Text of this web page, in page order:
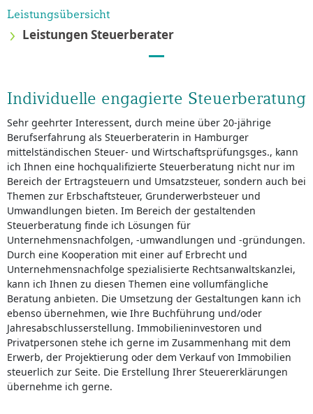
Leistungsübersicht
Leistungen Steuerberater
Individuelle engagierte Steuerberatung
Sehr geehrter Interessent, durch meine über 20-jährige
Berufserfahrung als Steuerberaterin in Hamburger
mittelständischen Steuer- und Wirtschaftsprüfungsges., kann
ich Ihnen eine hochqualifizierte Steuerberatung nicht nur im
Bereich der Ertragsteuern und Umsatzsteuer, sondern auch bei
Themen zur Erbschaftsteuer, Grunderwerbsteuer und
Umwandlungen bieten. Im Bereich der gestaltenden
Steuerberatung finde ich Lösungen für
Unternehmensnachfolgen, -umwandlungen und -gründungen.
Durch eine Kooperation mit einer auf Erbrecht und
Unternehmensnachfolge spezialisierte Rechtsanwaltskanzlei,
kann ich Ihnen zu diesen Themen eine vollumfängliche
Beratung anbieten. Die Umsetzung der Gestaltungen kann ich
ebenso übernehmen, wie Ihre Buchführung und/oder
Jahresabschlusserstellung. Immobilieninvestoren und
Privatpersonen stehe ich gerne im Zusammenhang mit dem
Erwerb, der Projektierung oder dem Verkauf von Immobilien
steuerlich zur Seite. Die Erstellung Ihrer Steuererklärungen
übernehme ich gerne.